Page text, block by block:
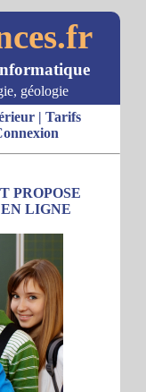
géologie
| Tarifs
PROPOSE
LIGNE